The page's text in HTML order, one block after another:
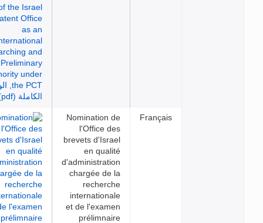
Français
Nomination de
l'Office des
brevets d'Israel
en qualité
d'administration
chargée de la
recherche
internationale
et de l'examen
prélimnaire